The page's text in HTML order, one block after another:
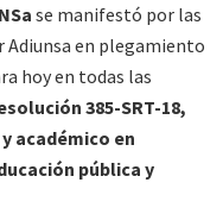
se manifestó por las
Adiunsa en plegamiento
hoy en todas las
385-SRT-18,
académico en
pública y